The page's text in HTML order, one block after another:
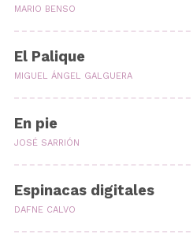
MARIO BENSO
El Palique
MIGUEL ÁNGEL GALGUERA
En pie
JOSÉ SARRIÓN
Espinacas digitales
DAFNE CALVO